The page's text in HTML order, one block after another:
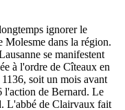
ignorer le
Molesme dans la région.
se manifestent
à l'ordre de Cîteaux en
soit un mois avant
l'action de Bernard. Le
L'abbé de Clairvaux fait